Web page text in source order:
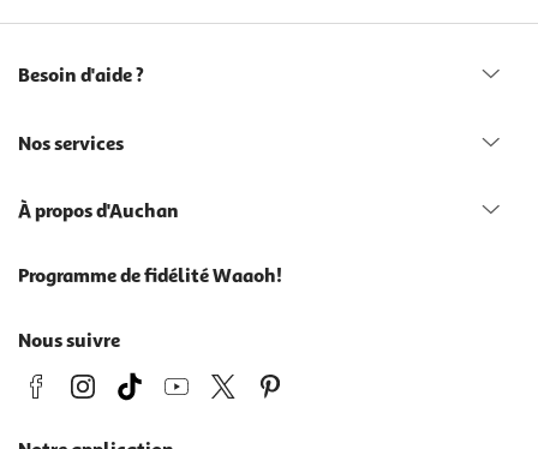
Besoin d'aide ?
Nos services
À propos d'Auchan
Programme de fidélité Waaoh!
Nous suivre